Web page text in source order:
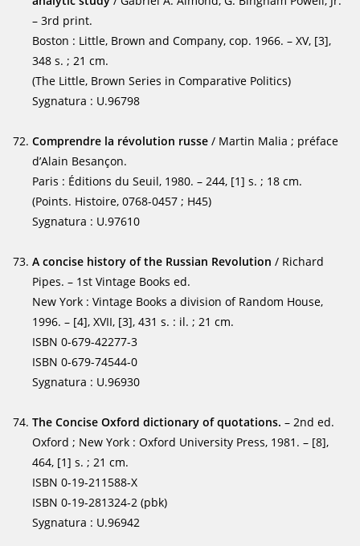
– 3rd print.
Boston : Little, Brown and Company, cop. 1966. – XV, [3],
348 s. ; 21 cm.
(The Little, Brown Series in Comparative Politics)
Sygnatura : U.96798
Comprendre la révolution russe / Martin Malia ; préface
d’Alain Besançon.
Paris : Éditions du Seuil, 1980. – 244, [1] s. ; 18 cm.
(Points. Histoire, 0768-0457 ; H45)
Sygnatura : U.97610
A concise history of the Russian Revolution / Richard
Pipes. – 1st Vintage Books ed.
New York : Vintage Books a division of Random House,
1996. – [4], XVII, [3], 431 s. : il. ; 21 cm.
ISBN 0-679-42277-3
ISBN 0-679-74544-0
Sygnatura : U.96930
The Concise Oxford dictionary of quotations. – 2nd ed.
Oxford ; New York : Oxford University Press, 1981. – [8],
464, [1] s. ; 21 cm.
ISBN 0-19-211588-X
ISBN 0-19-281324-2 (pbk)
Sygnatura : U.96942